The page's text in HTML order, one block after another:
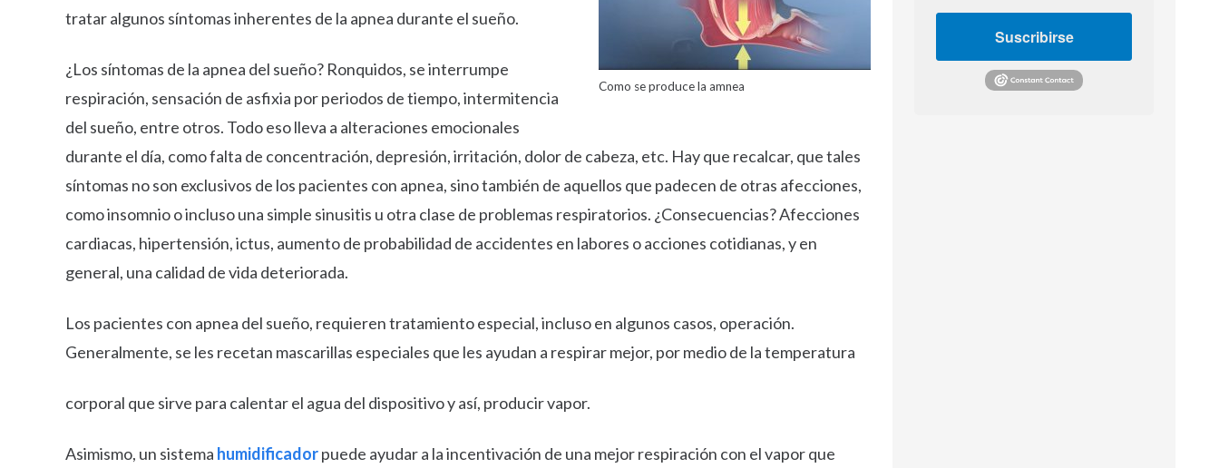
Como se produce la amnea
tratar algunos síntomas inherentes de la apnea durante el sueño.
¿Los síntomas de la apnea del sueño? Ronquidos, se interrumpe
respiración, sensación de asfixia por periodos de tiempo, intermitencia
del sueño, entre otros. Todo eso lleva a alteraciones emocionales
durante el día, como falta de concentración, depresión, irritación, dolor de cabeza, etc. Hay que recalcar, que tales
síntomas no son exclusivos de los pacientes con apnea, sino también de aquellos que padecen de otras afecciones,
como insomnio o incluso una simple sinusitis u otra clase de problemas respiratorios. ¿Consecuencias? Afecciones
cardiacas, hipertensión, ictus, aumento de probabilidad de accidentes en labores o acciones cotidianas, y en
general, una calidad de vida deteriorada.
Los pacientes con apnea del sueño, requieren tratamiento especial, incluso en algunos casos, operación.
Generalmente, se les recetan mascarillas especiales que les ayudan a respirar mejor, por medio de la temperatura
corporal que sirve para calentar el agua del dispositivo y así, producir vapor.
Asimismo, un sistema humidificadorpuede ayudar a la incentivación de una mejor respiración con el vapor que
Suscribirse